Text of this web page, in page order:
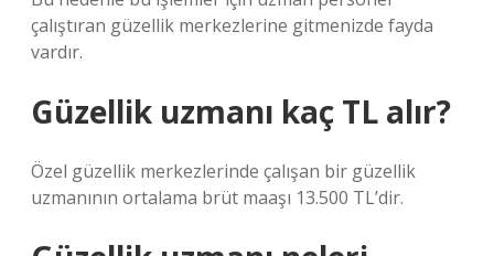
çalıştıran güzellik merkezlerine gitmenizde fayda
vardır.
Güzellik uzmanı kaç TL alır?
Özel güzellik merkezlerinde çalışan bir güzellik
uzmanının ortalama brüt maaşı 13.500 TL’dir.